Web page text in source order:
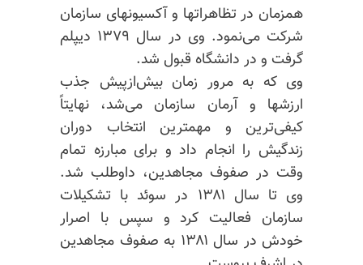
همزمان در تظاهراتها و آکسیونهای سازمان
شرکت می‌نمود. وی در سال ۱۳۷۹ دیپلم
گرفت و در دانشگاه قبول شد.
وی که به مرور زمان بیش‌از‌پیش جذب
ارزشها و آرمان سازمان می‌شد، نهایتاً
کیفی‌ترین و مهمترین انتخاب دوران
زندگیش را انجام داد و برای مبارزه تمام
وقت در صفوف مجاهدین، داوطلب شد.
وی تا سال ۱۳۸۱ در سوئد با تشکیلات
سازمان فعالیت کرد و سپس با اصرار
خودش در سال ۱۳۸۱ به صفوف مجاهدین